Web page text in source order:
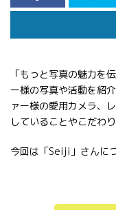
「もっと写真の魅力を
ー様の写真や活動を紹
ァー様の愛用カメラ、
していることやこだわり
今回は「Seiji」さんに